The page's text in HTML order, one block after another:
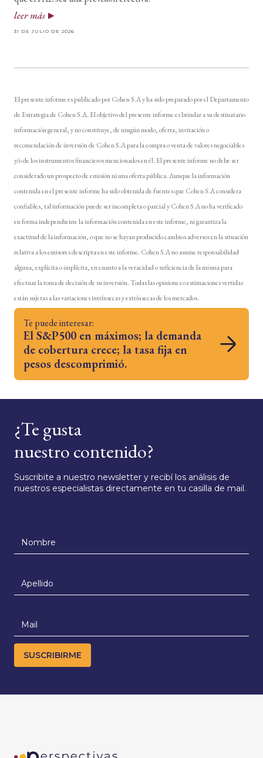
leer más
31 DE JULIO DE 2026
El presente informe es publicado por Cohen S.A y ha sido preparado por el Departamento
de Estrategia de Cohen S.A. El objetivo del presente informe es brindar a su destinatario
información general, y no constituye, de ningún modo, oferta, invitación o
recomendación de inversión de Cohen S.A para la compra o venta de valores negociables
y/o de los instrumentos financieros mencionados en él. El presente informe no debe ser
considerado un prospecto de emisión ni una oferta pública. Aunque la información
contenida en el presente informe ha sido obtenida de fuentes que Cohen S.A considera
confiables, tal información puede ser incompleta o parcial y Cohen S.A no ha verificado
en forma independiente la información contenida en este informe, ni garantiza la
exactitud de la información, o que no se hayan producido cambios adversos en la situación
relativa a los emisores descripta en este informe. Cohen S.A no asume responsabilidad
alguna, explícita o implícita, en cuanto a la veracidad o suficiencia de la misma para
efectuar la toma de decisión de su inversión. Todas las opiniones o estimaciones vertidas
están sujetas a las variaciones intrínsecas y extrínsecas de los mercados.
Te puede interesar:
El S&P500 en máximos; la demanda
de cobertura crece; la tasa fija en
pesos descomprimió.
¿Te gusta
nuestro contenido?
Suscribite a nuestro newsletter y recibí los análisis de
nuestros especialistas directamente en tu casilla de mail.